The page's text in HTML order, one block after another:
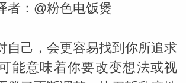
：@粉色电饭煲
自己，会更容易找到你所追求
能意味着你要改变想法或视